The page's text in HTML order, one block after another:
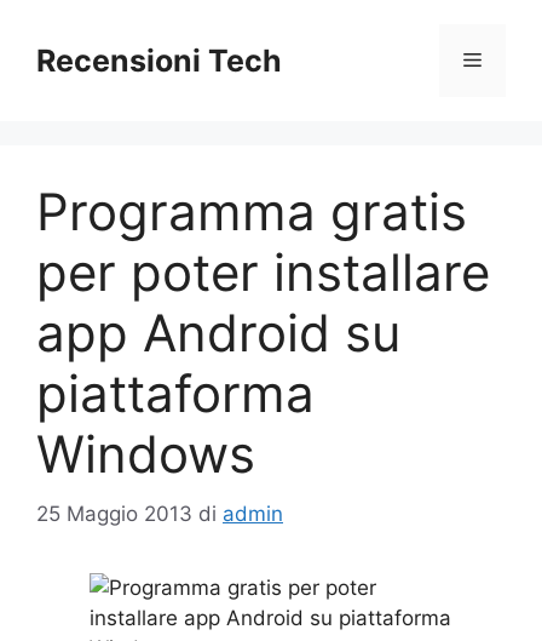
contenuto
Recensioni Tech Menu
Programma gratis
per poter installare
app Android su
piattaforma
Windows
25 Maggio 2013 di admin